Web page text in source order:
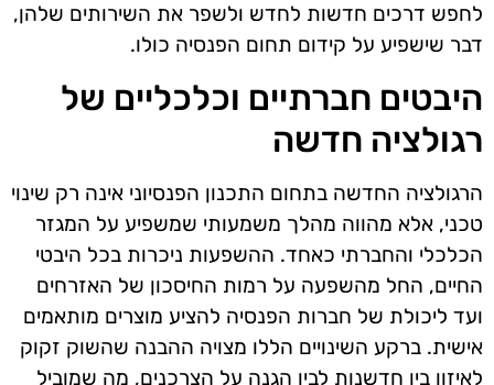
לחפש דרכים חדשות לחדש ולשפר את השירותים שלהן,
דבר שישפיע על קידום תחום הפנסיה כולו.
היבטים חברתיים וכלכליים של
רגולציה חדשה
הרגולציה החדשה בתחום התכנון הפנסיוני אינה רק שינוי
טכני, אלא מהווה מהלך משמעותי שמשפיע על המגזר
הכלכלי והחברתי כאחד. ההשפעות ניכרות בכל היבטי
החיים, החל מהשפעה על רמות החיסכון של האזרחים
ועד ליכולת של חברות הפנסיה להציע מוצרים מותאמים
אישית. ברקע השינויים הללו מצויה ההבנה שהשוק זקוק
לאיזון בין חדשנות לבין הגנה על הצרכנים, מה שמוביל